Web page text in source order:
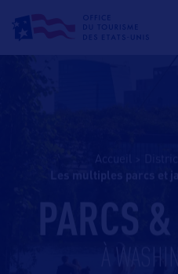
les multiples parcs et
PARCS &
À